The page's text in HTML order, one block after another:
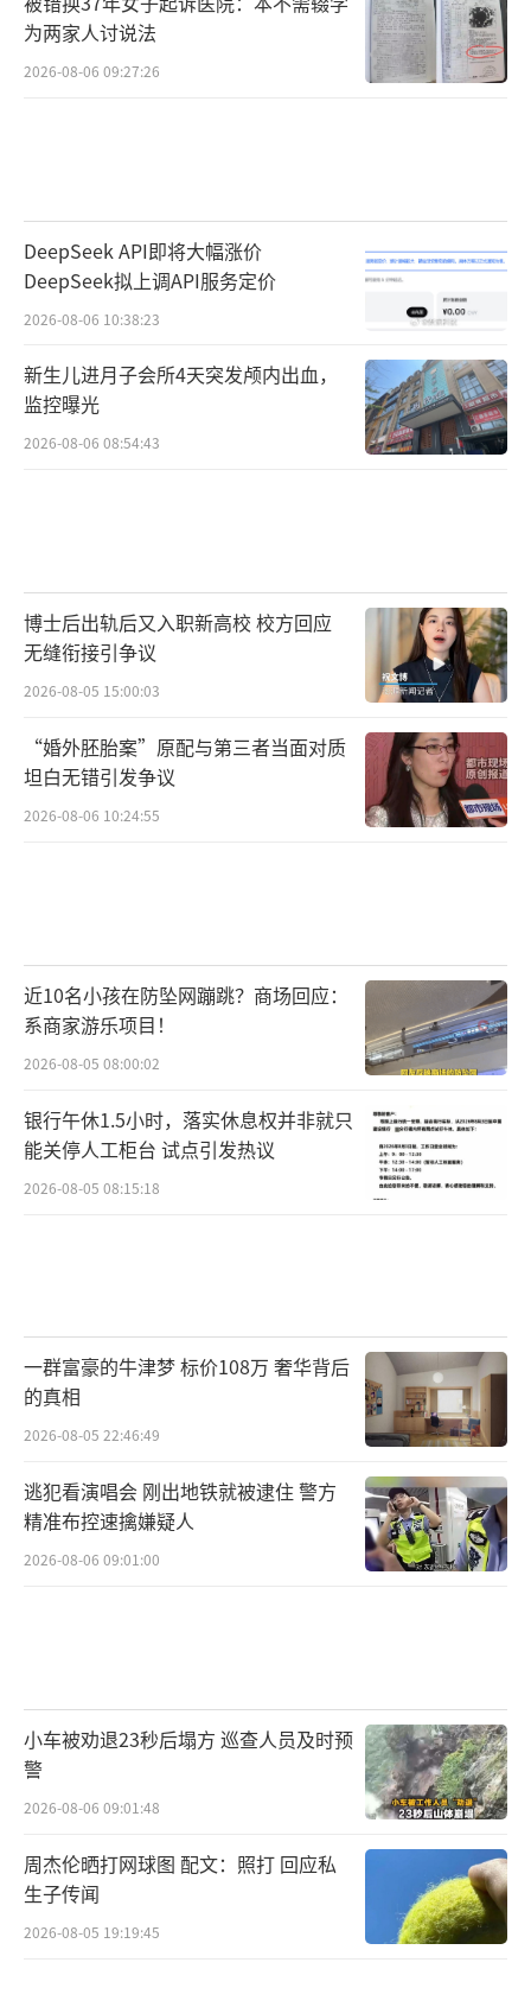
为两家人讨说法
2026-08-06 09:27:26
DeepSeek API即将大幅涨价
DeepSeek拟上调API服务定价
2026-08-06 10:38:23
新生儿进月子会所4天突发颅内出血，
监控曝光
2026-08-06 08:54:43
博士后出轨后又入职新高校 校方回应
无缝衔接引争议
2026-08-05 15:00:03
“婚外胚胎案”原配与第三者当面对质
坦白无错引发争议
2026-08-06 10:24:55
近10名小孩在防坠网蹦跳？商场回应：
系商家游乐项目！
2026-08-05 08:00:02
银行午休1.5小时，落实休息权并非就只
能关停人工柜台 试点引发热议
2026-08-05 08:15:18
一群富豪的牛津梦 标价108万 奢华背后
的真相
2026-08-05 22:46:49
逃犯看演唱会 刚出地铁就被逮住 警方
精准布控速擒嫌疑人
2026-08-06 09:01:00
小车被劝退23秒后塌方 巡查人员及时预
警
2026-08-06 09:01:48
周杰伦晒打网球图 配文：照打 回应私
生子传闻
2026-08-05 19:19:45